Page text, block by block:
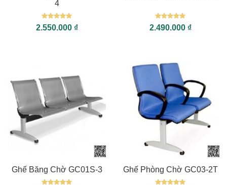
4
Được xếp
hạng55
2.550.000 ₫
Được xếp
hạng55
2.490.000 ₫
Ghế Băng Chờ GC01S-3 Ghế Phòng Chờ GC03-2T